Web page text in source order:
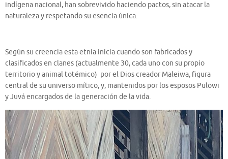
indígena nacional, han sobrevivido haciendo pactos, sin atacar la
naturaleza y respetando su esencia única.
Según su creencia esta etnia inicia cuando son fabricados y
clasificados en clanes (actualmente 30, cada uno con su propio
territorio y animal totémico) por el Dios creador Maleiwa, figura
central de su universo mítico, y, mantenidos por los esposos Pulowi
y Juvá encargados de la generación de la vida.